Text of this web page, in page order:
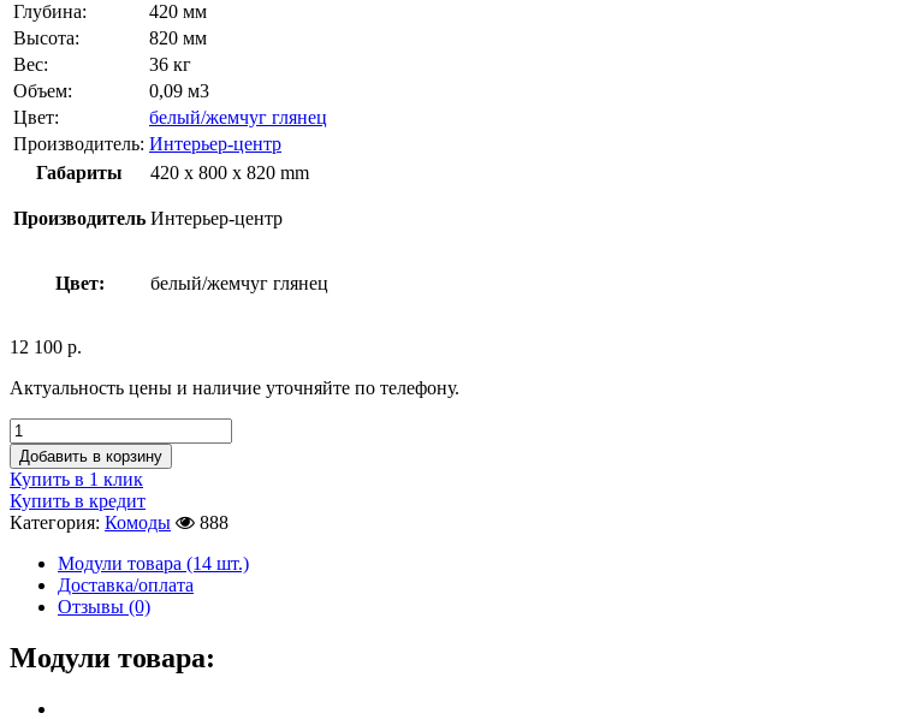
Глубина:
420 мм
Высота:
820 мм
Вес:
36 кг
Объем:
0,09 м3
Цвет:
белый/жемчуг глянец
Производитель: Интерьер-центр
Габариты
420 x 800 x 820 mm
Производитель Интерьер-центр
Цвет: белый/жемчуг глянец
12 100 р.
Актуальность цены и наличие уточняйте по телефону.
Добавить в корзину
Купить в 1 клик
Купить в кредит
Категория: Комоды
888
Модули товара (14 шт.)
Доставка/оплата
Отзывы (0)
Модули товара: